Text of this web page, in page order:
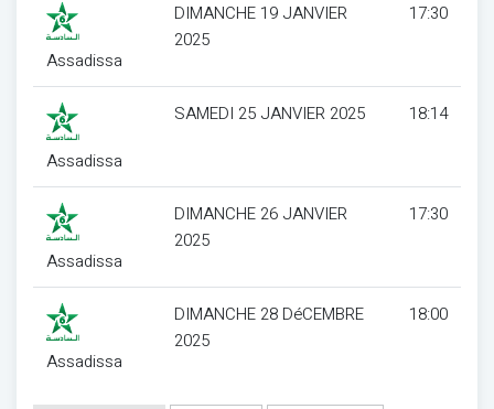
Assadissa
DIMANCHE 19 JANVIER
2025
17:30
Assadissa
SAMEDI 25 JANVIER 2025 18:14
Assadissa
DIMANCHE 26 JANVIER
2025
17:30
Assadissa
DIMANCHE 28 DéCEMBRE
2025
18:00